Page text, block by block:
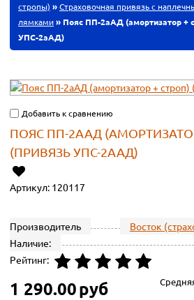
стропы) »Страховочная привязь с
лямками» Пояс ПП-2аАД (амортизатор +
УПС-2аАД)
Добавить к сравнению
ПОЯС ПП-2ААД
(ПРИВЯЗЬ УПС-2ААД)
Артикул: 120117
Производитель
Восток
Наличие:
Рейтинг:
1 290.00руб